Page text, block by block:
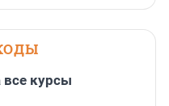
все курсы